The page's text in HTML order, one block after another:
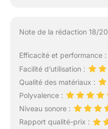
Note de la rédaction 18/20
Efficacité et performance :
Facilité d’utilisation :
Qualité des matériaux :
Polyvalence :
Niveau sonore :
Rapport qualité-prix :